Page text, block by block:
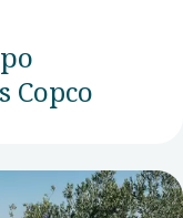
Copco